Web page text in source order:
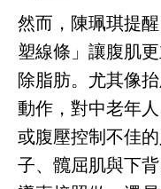
然而，陳珮琪提
塑線條」讓腹肌
除脂肪。尤其像
動作，對中老年
或腹壓控制不佳
子、髖屈肌與下